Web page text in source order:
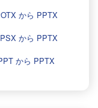
から PPTX
から PPTX
から PPTX